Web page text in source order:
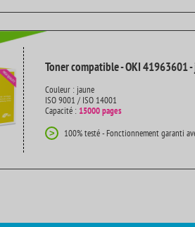
Toner compatible - OKI 41963601
Couleur : jaune
ISO 9001 / ISO 14001
Capacité : 15000 pages
> 100% testé - Fonctionnement garanti